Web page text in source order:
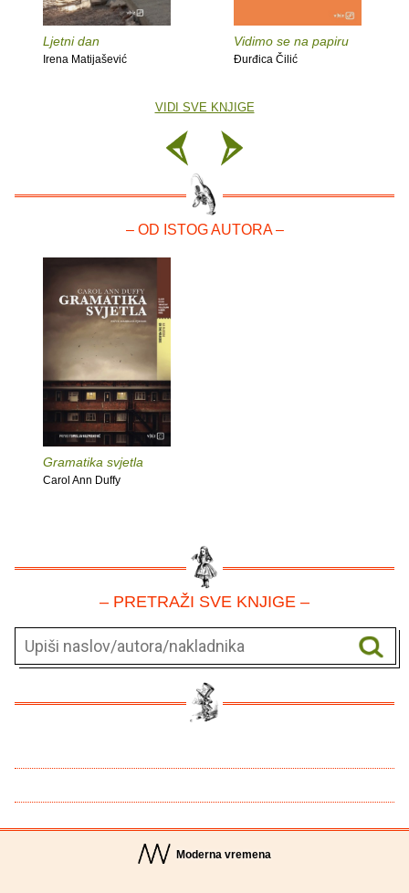
Ljetni dan
Irena Matijašević
Vidimo se na papiru
Đurđica Čilić
VIDI SVE KNJIGE
– OD ISTOG AUTORA –
Gramatika svjetla
Carol Ann Duffy
– PRETRAŽI SVE KNJIGE –
Moderna vremena